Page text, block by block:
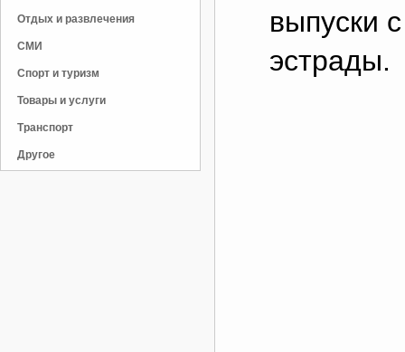
Отдых и развлечения
СМИ
Спорт и туризм
Товары и услуги
Транспорт
Другое
выпуски
эстрады.